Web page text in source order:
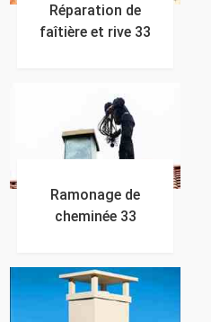
Réparation de
faîtière et rive 33
Ramonage de
cheminée 33